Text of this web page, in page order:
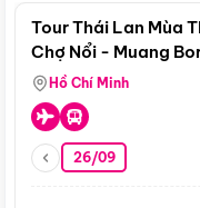
Tour Thái Lan Mùa
Chợ Nổi - Muang
Hồ Chí Minh
26/09